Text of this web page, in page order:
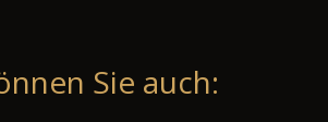
Sie auch: